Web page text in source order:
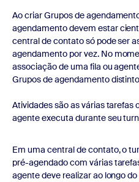
Ao criar Grupos de
agendamento devem estar
central de contato só pode ser
agendamento por vez. No
associação de uma fila ou
Grupos de agendamento
Atividades são as várias tarefas
agente executa durante seu
Em uma central de contato, o
pré-agendado com várias
agente deve realizar ao longo